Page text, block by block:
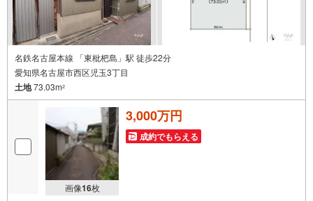
名鉄名古屋本線 「東枇杷島」駅 徒歩22分
愛知県名古屋市西区児玉3丁目
土地73.03m2
画像16枚
3,000万円
成約でもらえる